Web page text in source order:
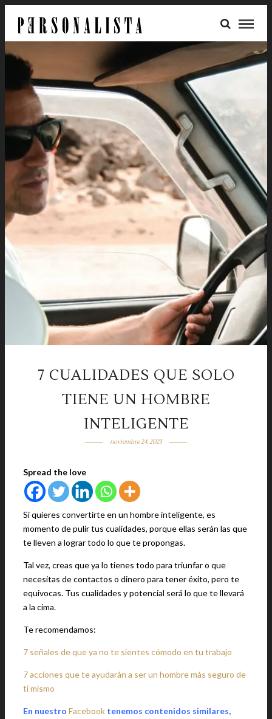
7 CUALIDADES QUE SOLO
TIENE UN HOMBRE
INTELIGENTE
noviembre 24, 2023
Spread the love
Si quieres convertirte en un hombre inteligente, es
momento de pulir tus cualidades, porque ellas serán las que
te lleven a lograr todo lo que te propongas.
Tal vez, creas que ya lo tienes todo para triunfar o que
necesitas de contactos o dinero para tener éxito, pero te
equivocas. Tus cualidades y potencial será lo que te llevará
a la cima.
Te recomendamos:
7 señales de que ya no te sientes cómodo en tu trabajo
7 acciones que te ayudarán a ser un hombre más seguro de
ti mismo
En nuestro Facebook tenemos contenidos similares,